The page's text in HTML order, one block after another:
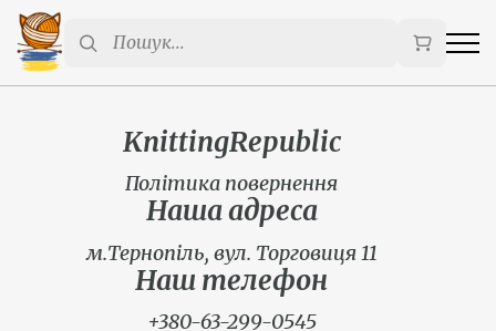
KnittingRepublic
Політика повернення
Наша адреса
м.Тернопіль, вул. Торговиця 11
Наш телефон
+380-63-299-0545